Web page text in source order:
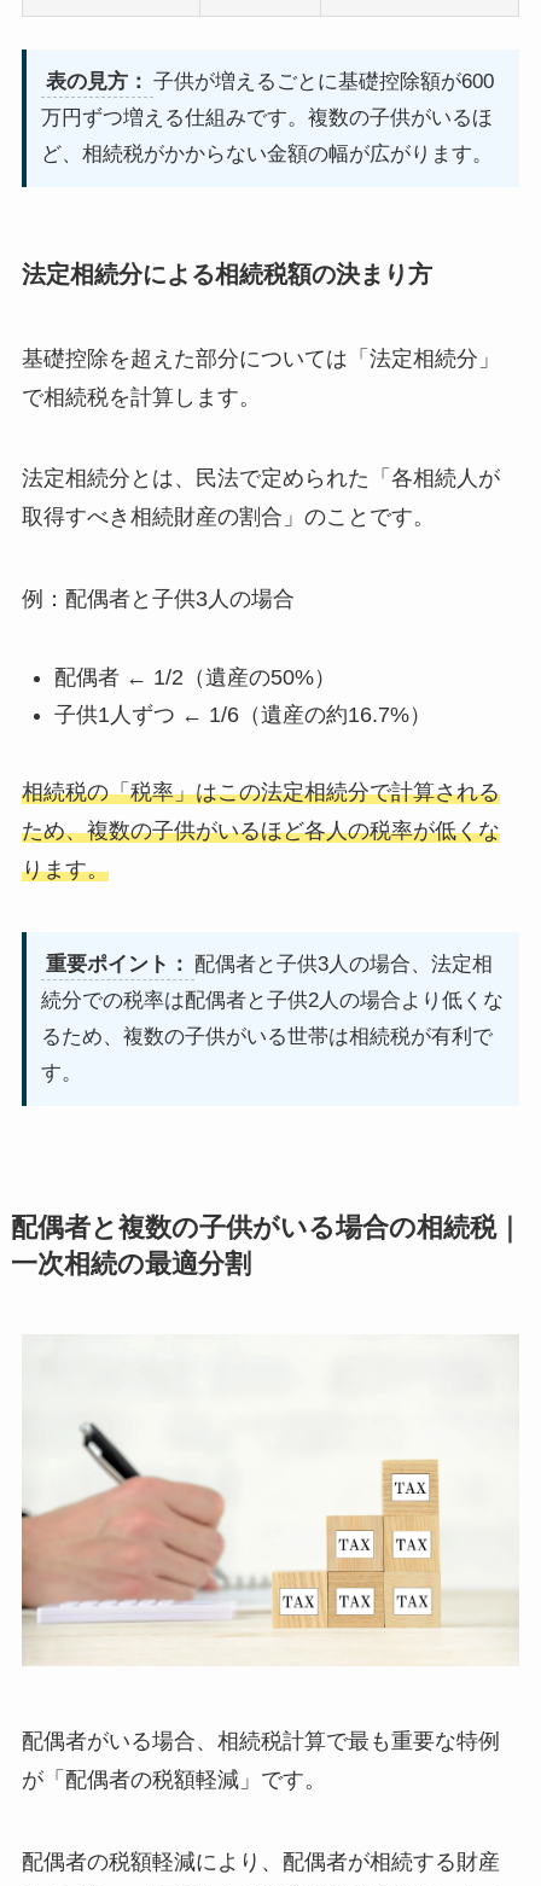
表の見方： 子供が増えるごとに基礎控除額が600
万円ずつ増える仕組みです。複数の子供がいるほ
ど、相続税がかからない金額の幅が広がります。
法定相続分による相続税額の決まり方
基礎控除を超えた部分については「法定相続分」
で相続税を計算します。
法定相続分とは、民法で定められた「各相続人が
取得すべき相続財産の割合」のことです。
例：配偶者と子供3人の場合
配偶者 ← 1/2（遺産の50%）
子供1人ずつ ← 1/6（遺産の約16.7%）
相続税の「税率」はこの法定相続分で計算される
ため、複数の子供がいるほど各人の税率が低くな
ります。
重要ポイント： 配偶者と子供3人の場合、法定相
続分での税率は配偶者と子供2人の場合より低くな
るため、複数の子供がいる世帯は相続税が有利で
す。
配偶者と複数の子供がいる場合の相続税｜
一次相続の最適分割
配偶者がいる場合、相続税計算で最も重要な特例
が「配偶者の税額軽減」です。
配偶者の税額軽減により、配偶者が相続する財産